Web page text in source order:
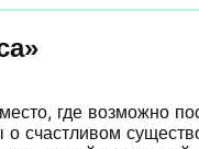
где возможно
счастливом